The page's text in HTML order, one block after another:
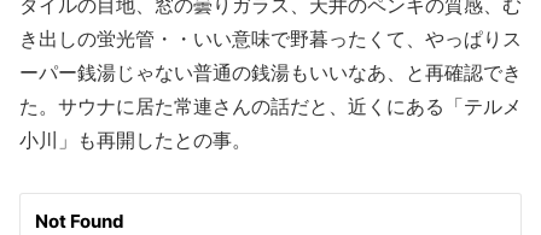
タイルの目地、窓の曇りガラス、天井のペンキの質感、む
き出しの蛍光管・・いい意味で野暮ったくて、やっぱりス
ーパー銭湯じゃない普通の銭湯もいいなあ、と再確認でき
た。サウナに居た常連さんの話だと、近くにある「テルメ
小川」も再開したとの事。